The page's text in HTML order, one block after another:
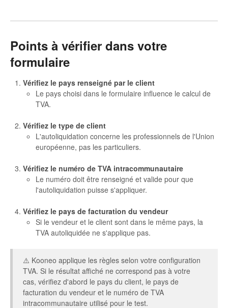
Points à vérifier dans votre
formulaire
Vérifiez le pays renseigné par le client
Le pays choisi dans le formulaire influence le calcul de
TVA.
Vérifiez le type de client
L'autoliquidation concerne les professionnels de l'Union
européenne, pas les particuliers.
Vérifiez le numéro de TVA intracommunautaire
Le numéro doit être renseigné et valide pour que
l'autoliquidation puisse s'appliquer.
Vérifiez le pays de facturation du vendeur
Si le vendeur et le client sont dans le même pays, la
TVA autoliquidée ne s'applique pas.
⚠️ Kooneo applique les règles selon votre configuration
TVA. Si le résultat affiché ne correspond pas à votre
cas, vérifiez d'abord le pays du client, le pays de
facturation du vendeur et le numéro de TVA
intracommunautaire utilisé pour le test.